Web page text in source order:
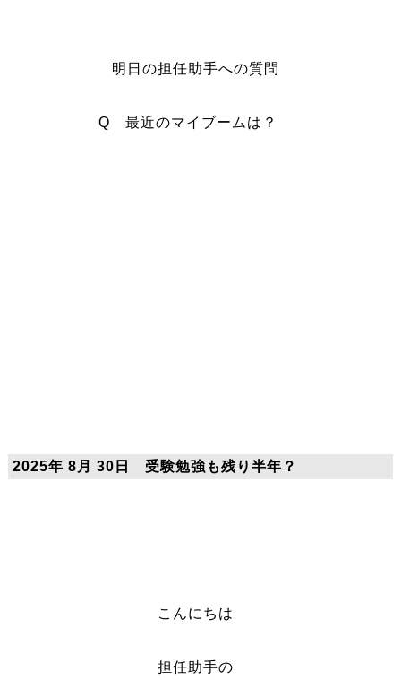
明日の担任助手への質問
Q 最近のマイブームは？
2025年 8月 30日 受験勉強も残り半年？
こんにちは
担任助手の